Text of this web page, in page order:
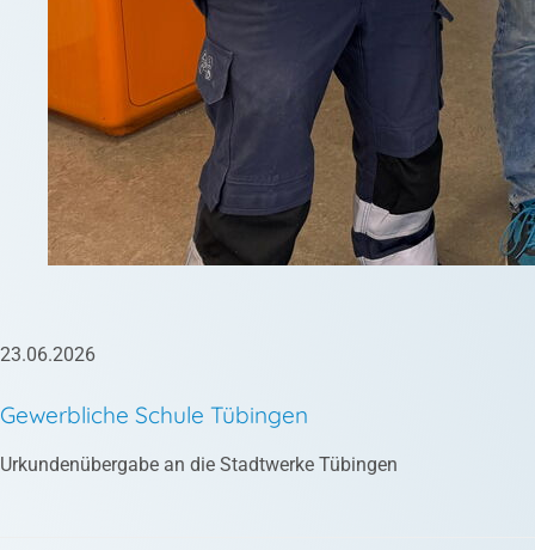
23.06.2026
Gewerbliche Schule Tübingen
Urkundenübergabe an die Stadtwerke Tübingen